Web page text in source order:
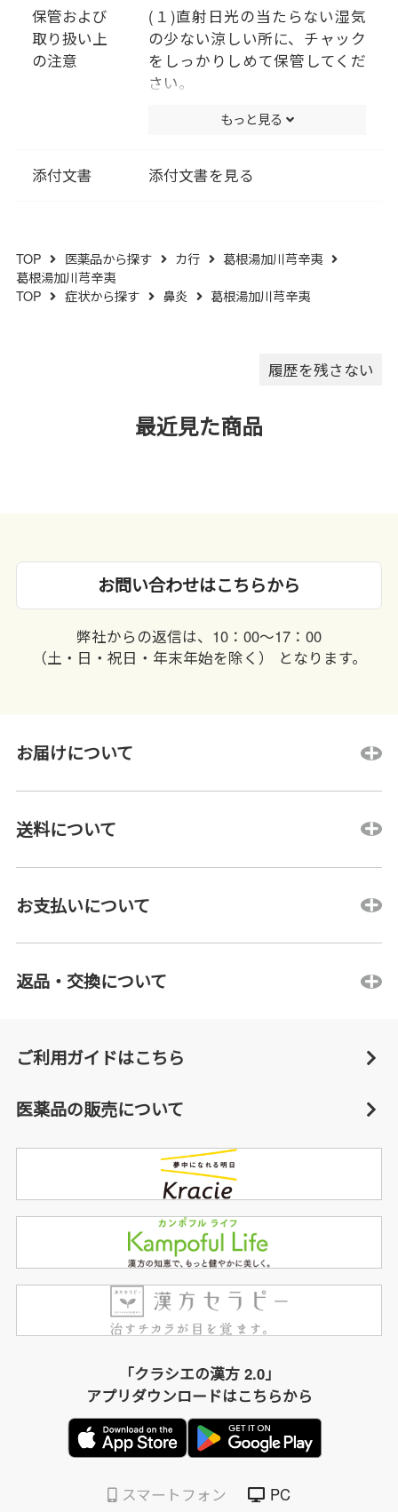
ヤク・カンゾウ各１.０ｇ、ショ
ウキョウ０.５ｇより抽出。〕
添加物として、ヒドロキシプロ
ピルセルロース、クロスポビド
アリン酸Mｇ、二酸化ケイ素、
保管および
取り扱い上
の注意
(１)直射日光の当たらない湿気
の少ない涼しい所に、チャック
をしっかりしめて保管してくだ
さい。
管してください。
ください。(誤用の原因になった
(５)水分が錠剤につきますと、
がありますので、誤って水滴を
もっと見る
添付文書 添付文書を見る
TOP 医薬品から探す カ行
葛根湯加川芎辛夷
葛根湯加川芎辛夷
TOP
症状から探す 鼻炎 葛根湯加川芎辛夷
履歴を残さない
最近見た商品
お問い合わせはこちらから
弊社からの返信は、10：00〜17：00
（土・日・祝日・年末年始を除く） となります。
お届けについて
送料について
お支払いについて
返品・交換について
ご利用ガイドはこちら
医薬品の販売について
「クラシエの漢方 2.0」
アプリダウンロードはこちらから
スマートフォン PC